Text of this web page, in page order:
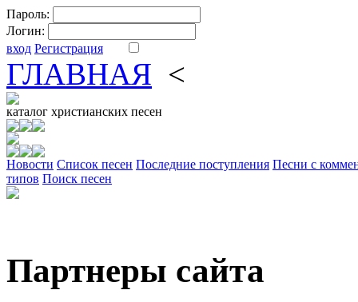
Пароль:
Логин:
вход Регистрация
ГЛАВНАЯ <
каталог христианских песен
Новости Cписок песен Последние поступления Песни с
типов Поиск песен
Партнеры сайта